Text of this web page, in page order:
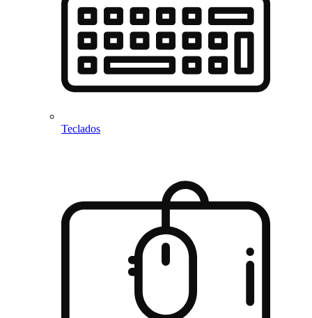
Teclados